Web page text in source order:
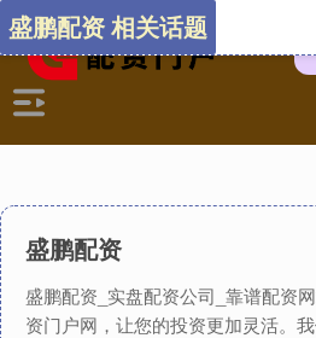
盛鹏配资
盛鹏配资_实盘配资公司_靠谱配资
资门户网，让您的投资更加灵活。
盛鹏配资 相关话题